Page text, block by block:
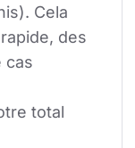
Cela
des
cas
total